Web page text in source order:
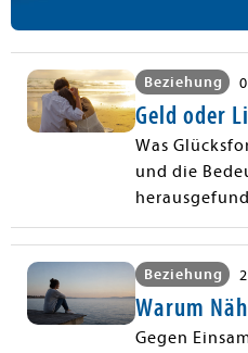
Beziehung
Geld oder
Was
und die
Beziehung
Warum
Gegen